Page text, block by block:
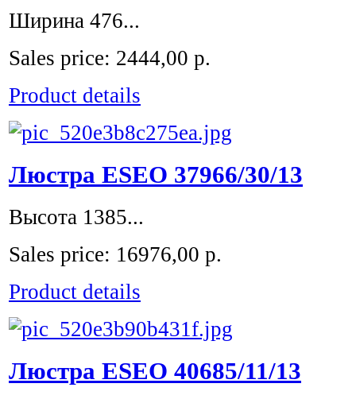
Ширина 476...
Sales price: 2444,00 р.
Product details
Люстра ESEO 37966/30/13
Высота 1385...
Sales price: 16976,00 р.
Product details
Люстра ESEO 40685/11/13